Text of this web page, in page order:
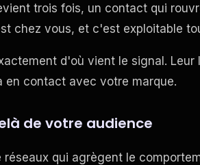
trois fois, un contact qui
chez vous, et c'est exploitable
d'où vient le signal. Leur
en contact avec votre marque.
de votre audience
qui agrègent le